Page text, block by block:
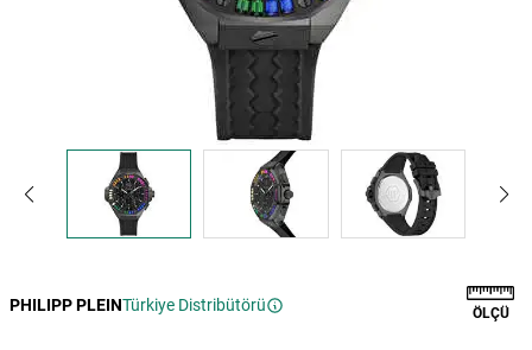
PHILIPP PLEINTürkiye Distribütörü ÖLÇÜ